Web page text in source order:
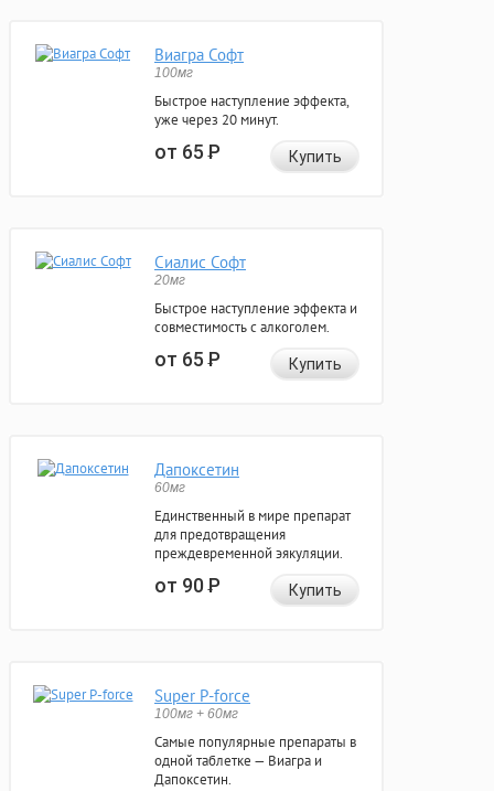
Виагра Софт
100мг
Быстрое наступление эффекта,
уже через 20 минут.
от 65Р Купить
Сиалис Софт
20мг
Быстрое наступление эффекта и
совместимость с алкоголем.
от 65Р Купить
Дапоксетин
60мг
Единственный в мире препарат
для предотвращения
преждевременной эякуляции.
от 90Р Купить
Super P-force
100мг + 60мг
Самые популярные препараты в
одной таблетке — Виагра и
Дапоксетин.